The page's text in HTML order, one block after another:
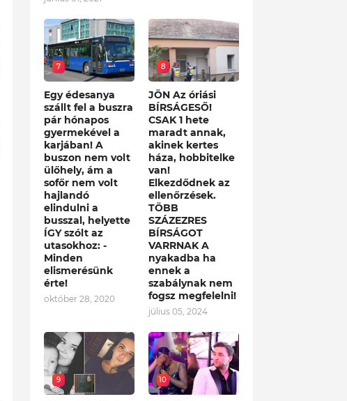
7
Egy édesanya
szállt fel a buszra
pár hónapos
gyermekével a
karjában! A
buszon nem volt
ülőhely, ám a
sofőr nem volt
hajlandó
elindulni a
busszal, helyette
ÍGY szólt az
utasokhoz: -
Minden
elismerésünk
érte!
október 28, 2020
8
JÖN Az óriási
BÍRSÁGESŐ!
CSAK 1 hete
maradt annak,
akinek kertes
háza, hobbitelke
van!
Elkezdődnek az
ellenőrzések.
TÖBB
SZÁZEZRES
BÍRSÁGOT
VARRNAK A
nyakadba ha
ennek a
szabálynak nem
fogsz megfelelni!
július 05, 2024
9 10